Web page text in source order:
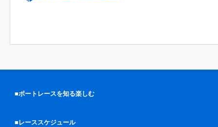
■ボートレースを知る楽しむ
■レーススケジュール